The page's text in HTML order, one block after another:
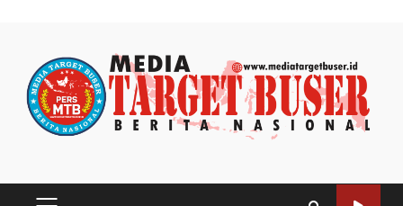
content